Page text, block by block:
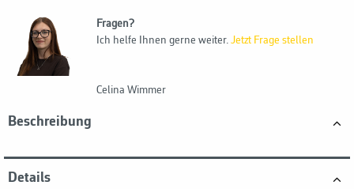
Fragen?
Ich helfe Ihnen gerne weiter. Jetzt Frage stellen
Celina Wimmer
Beschreibung
Details